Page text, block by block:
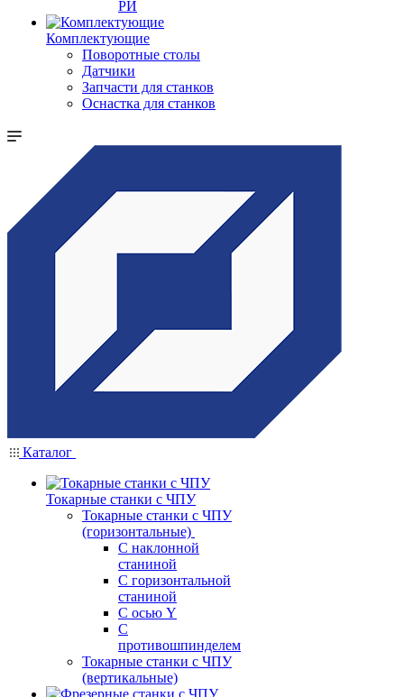
РИ
Комплектующие
Поворотные столы
Датчики
Запчасти для станков
Оснастка для станков
Каталог
Токарные станки с ЧПУ
Токарные станки с ЧПУ
(горизонтальные)
С наклонной
станиной
С горизонтальной
станиной
С осью Y
С
противошпинделем
Токарные станки с ЧПУ
(вертикальные)